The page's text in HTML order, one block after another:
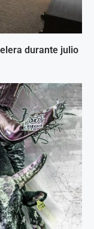
durante julio